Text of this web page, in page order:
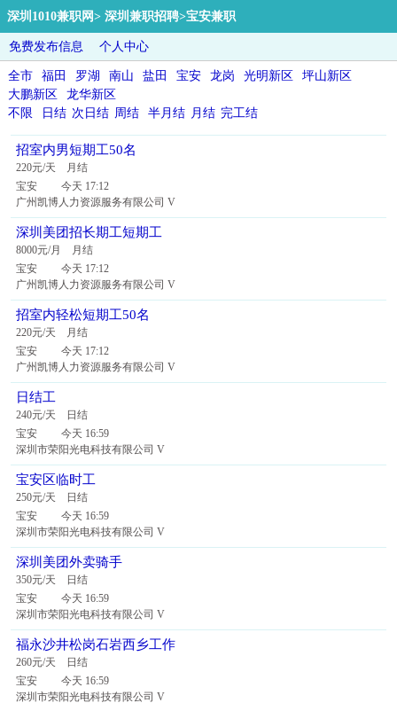
深圳1010兼职网> 深圳兼职招聘>宝安兼职
免费发布信息 个人中心
全市 福田 罗湖 南山 盐田 宝安 龙岗 光明新区
坪山新区
大鹏新区
龙华新区
不限
日结 次日结 周结 半月结 月结 完工结
招室内男短期工50名
220元/天 月结
宝安 今天 17:12
广州凯博人力资源服务有限公司 V
深圳美团招长期工短期工
8000元/月 月结
宝安 今天 17:12
广州凯博人力资源服务有限公司 V
招室内轻松短期工50名
220元/天 月结
宝安 今天 17:12
广州凯博人力资源服务有限公司 V
日结工
240元/天 日结
宝安 今天 16:59
深圳市荣阳光电科技有限公司 V
宝安区临时工
250元/天 日结
宝安 今天 16:59
深圳市荣阳光电科技有限公司 V
深圳美团外卖骑手
350元/天 日结
宝安 今天 16:59
深圳市荣阳光电科技有限公司 V
福永沙井松岗石岩西乡工作
260元/天 日结
宝安 今天 16:59
深圳市荣阳光电科技有限公司 V